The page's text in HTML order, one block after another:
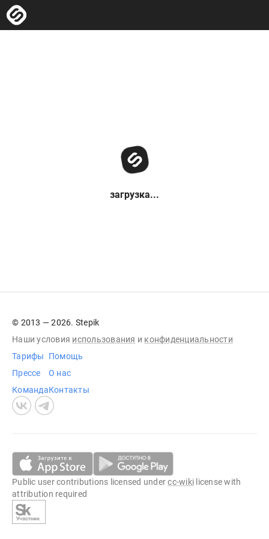
загрузка...
© 2013 — 2026. Stepik
Наши условия использования и конфиденциальности
Тарифы
Прессе
Команда
Помощь
О нас
Контакты
Public user contributions licensed undercc-wiki license with
attribution required